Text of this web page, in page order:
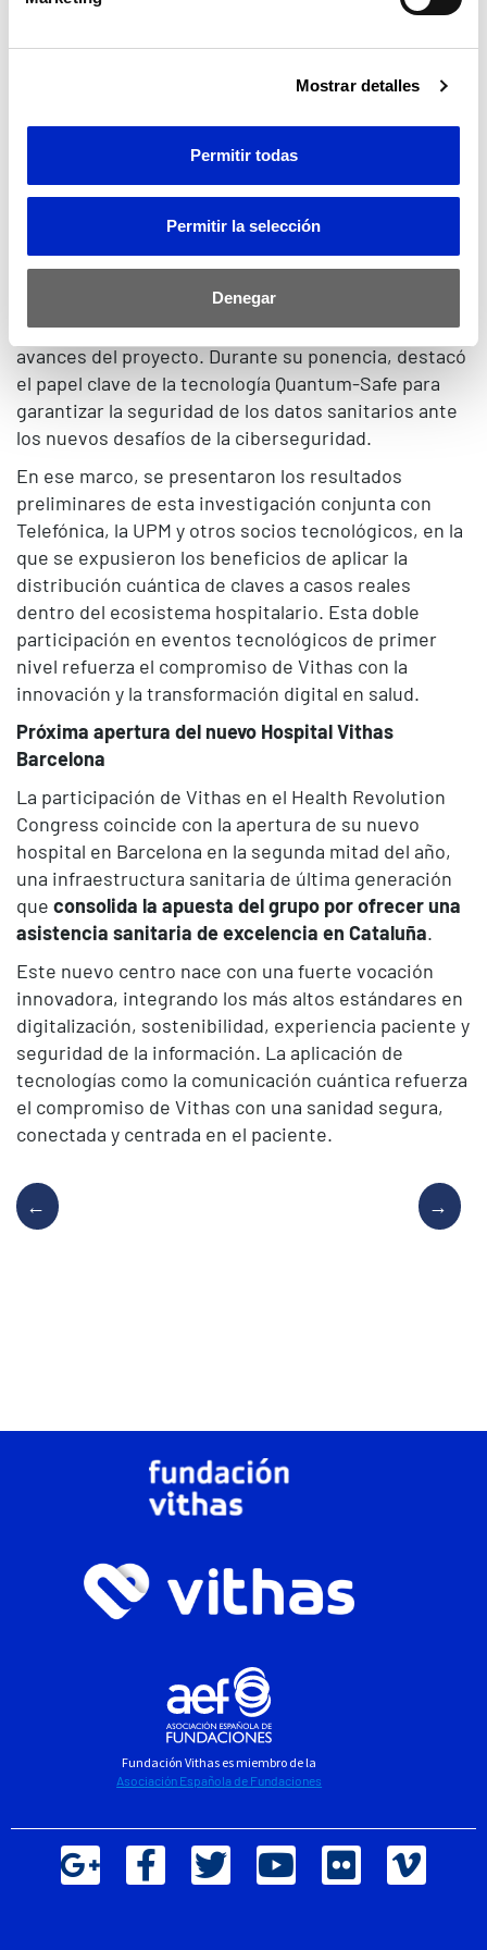
Mostrar detalles
Permitir todas
Permitir la selección
Denegar
posicionar a la Comunidad de Madrid como referente
Presencia destacada en el Mobile World Congress
Esta presentación da continuidad a laparticipación
de Vithas en la última edición del Mobile World
dondeÁngel Ayuso, director gerente de Fundación
Vithas y director científico corporativo del grupo,
intervino en el Ágora de Telefónica para mostrar los
avances del proyecto. Durante su ponencia, destacó
el papel clave de la tecnología Quantum-Safe para
garantizar la seguridad de los datos sanitarios ante
los nuevos desafíos de la ciberseguridad.
En ese marco, se presentaron los resultados
preliminares de esta investigación conjunta con
Telefónica, la UPM y otros socios tecnológicos, en la
que se expusieron los beneficios de aplicar la
distribución cuántica de claves a casos reales
dentro del ecosistema hospitalario. Esta doble
participación en eventos tecnológicos de primer
nivel refuerza el compromiso de Vithas con la
innovación y la transformación digital en salud.
Próxima apertura del nuevo Hospital Vithas
Barcelona
La participación de Vithas en el Health Revolution
Congress coincide con la apertura de su nuevo
hospital en Barcelona en la segunda mitad del año,
una infraestructura sanitaria de última generación
que consolida la apuesta del grupo por ofrecer una
asistencia sanitaria de excelencia en Cataluña.
Este nuevo centro nace con una fuerte vocación
innovadora, integrando los más altos estándares en
digitalización, sostenibilidad, experiencia paciente y
seguridad de la información. La aplicación de
tecnologías como la comunicación cuántica refuerza
el compromiso de Vithas con una sanidad segura,
conectada y centrada en el paciente.
Fundación Vithas es miembro de la
Asociación Española de Fundaciones